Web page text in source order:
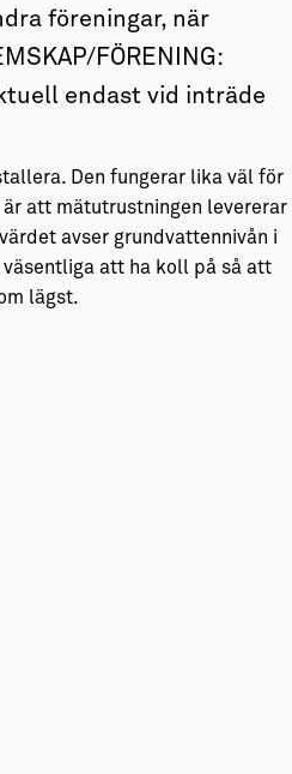
föreningar, när
FÖRENING:
endast vid inträde
Den fungerar lika väl för
att mätutrustningen levererar
avser grundvattennivån i
att ha koll på så att
lägst.